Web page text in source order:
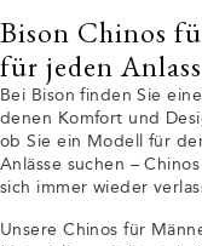
Bison Chinos
für jeden Anlass
Bei Bison finden Sie
denen Komfort und
ob Sie ein Modell für
Anlässe suchen –
sich immer wieder
Unsere Chinos für